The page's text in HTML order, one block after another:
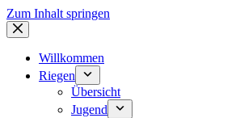
Zum Inhalt springen
Willkommen
Riegen
Übersicht
Jugend